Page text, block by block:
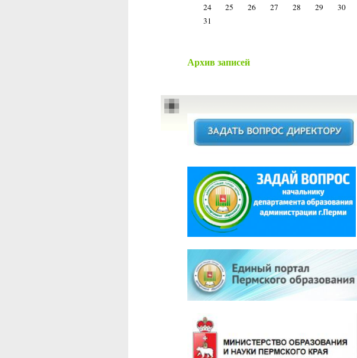
24
25 26 27 28 29
30
31
Архив записей